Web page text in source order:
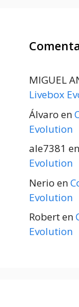
MIGUEL
Livebox
Álvaro en
Evolution
ale7381 en
Evolution
Nerio en
Evolution
Roberten
Evolution